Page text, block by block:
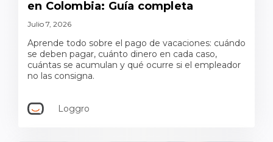
en Colombia: Guía completa
Julio 7, 2026
Aprende todo sobre el pago de vacaciones: cuándo
se deben pagar, cuánto dinero en cada caso,
cuántas se acumulan y qué ocurre si el empleador
no las consigna.
Loggro